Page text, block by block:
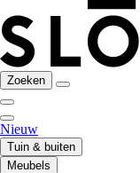
Zoeken
Nieuw
Tuin & buiten
Meubels